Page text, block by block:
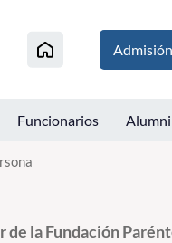
Admisión
Funcionarios Alumni
de la Fundación